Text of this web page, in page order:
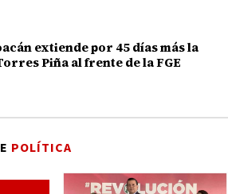
extiende por 45 días más la
Piña al frente de la FGE
POLÍTICA